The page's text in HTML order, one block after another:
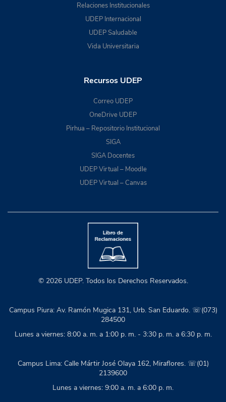
Relaciones Institucionales
UDEP Internacional
UDEP Saludable
Vida Universitaria
Recursos UDEP
Correo UDEP
OneDrive UDEP
Pirhua – Repositorio Institucional
SIGA
SIGA Docentes
UDEP Virtual – Moodle
UDEP Virtual – Canvas
© 2026 UDEP. Todos los Derechos Reservados.
Campus Piura: Av. Ramón Mugica 131, Urb. San Eduardo. ☏(073)
284500
Lunes a viernes: 8:00 a. m. a 1:00 p. m. - 3:30 p. m. a 6:30 p. m.
Campus Lima: Calle Mártir José Olaya 162, Miraflores. ☏(01)
2139600
Lunes a viernes: 9:00 a. m. a 6:00 p. m.